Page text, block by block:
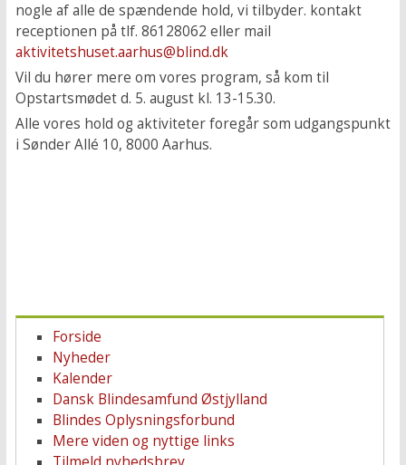
nogle af alle de spændende hold, vi tilbyder. kontakt
receptionen på tlf. 86128062 eller mail
aktivitetshuset.aarhus@blind.dk
Vil du hører mere om vores program, så kom til
Opstartsmødet d. 5. august kl. 13-15.30.
Alle vores hold og aktiviteter foregår som udgangspunkt
i Sønder Allé 10, 8000 Aarhus.
Forside
Nyheder
Kalender
Dansk Blindesamfund Østjylland
Blindes Oplysningsforbund
Mere viden og nyttige links